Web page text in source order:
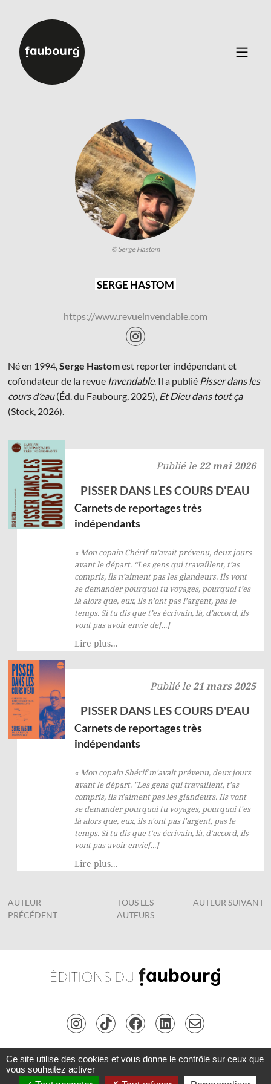
Inscription
42 rue Planchat 75020 Paris
Fondatrice :Sophie Caillat
CGV•Mentions légales•Politique de confidentialité
© Serge Hastom
SERGE HASTOM
https://www.revueinvendable.com
Né en 1994,Serge Hastomest reporter indépendant et
cofondateur de la revue Invendable. Il a publié Pisser dans les
cours d’eau(Éd. du Faubourg, 2025), Et Dieu dans tout ça
(Stock, 2026).
Publié le22 mai 2026
PISSER DANS LES COURS D'EAU
Carnets de reportages très
indépendants
« Mon copain Chérif m’avait prévenu, deux jours
avant le départ. “Les gens qui travaillent, t’as
compris, ils n’aiment pas les glandeurs. Ils vont
se demander pourquoi tu voyages, pourquoi t’es
là alors que, eux, ils n’ont pas l’argent, pas le
temps. Si tu dis que t’es écrivain, là, d’accord, ils
vont pas avoir envie de[...]
Lire plus...
Publié le21 mars 2025
PISSER DANS LES COURS D'EAU
Carnets de reportages très
indépendants
« Mon copain Shérif m'avait prévenu, deux jours
avant le départ. "Les gens qui travaillent, t'as
compris, ils n'aiment pas les glandeurs. Ils vont
se demander pourquoi tu voyages, pourquoi t'es
là alors que, eux, ils n'ont pas l'argent, pas le
temps. Si tu dis que t'es écrivain, là, d'accord, ils
vont pas avoir envie[...]
Lire plus...
AUTEUR
PRÉCÉDENT
TOUS LES
AUTEURS
AUTEUR SUIVANT
Copyright © Les Éditions du Faubourg 2026 • Tous droits réservés •Connexion •
42 rue Planchat 75020 Paris • Fondatrice :Sophie Caillat CGV•Mentions légales
Ce site utilise des cookies et vous donne le contrôle sur ceux que
vous souhaitez activer